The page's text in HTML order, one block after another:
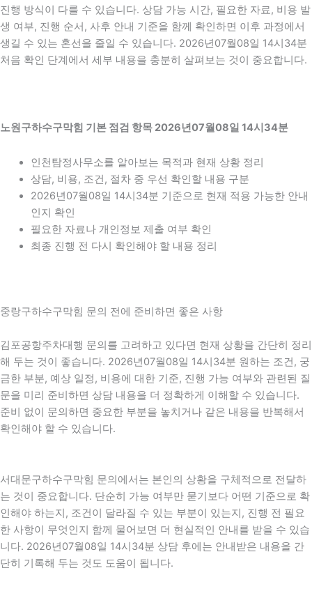
진행 방식이 다를 수 있습니다. 상담 가능 시간, 필요한 자료, 비용 발
생 여부, 진행 순서, 사후 안내 기준을 함께 확인하면 이후 과정에서
생길 수 있는 혼선을 줄일 수 있습니다. 2026년07월08일 14시34분
처음 확인 단계에서 세부 내용을 충분히 살펴보는 것이 중요합니다.
노원구하수구막힘 기본 점검 항목 2026년07월08일 14시34분
인천탐정사무소를 알아보는 목적과 현재 상황 정리
상담, 비용, 조건, 절차 중 우선 확인할 내용 구분
2026년07월08일 14시34분 기준으로 현재 적용 가능한 안내
인지 확인
필요한 자료나 개인정보 제출 여부 확인
최종 진행 전 다시 확인해야 할 내용 정리
중랑구하수구막힘 문의 전에 준비하면 좋은 사항
김포공항주차대행 문의를 고려하고 있다면 현재 상황을 간단히 정리
해 두는 것이 좋습니다. 2026년07월08일 14시34분 원하는 조건, 궁
금한 부분, 예상 일정, 비용에 대한 기준, 진행 가능 여부와 관련된 질
문을 미리 준비하면 상담 내용을 더 정확하게 이해할 수 있습니다.
준비 없이 문의하면 중요한 부분을 놓치거나 같은 내용을 반복해서
확인해야 할 수 있습니다.
서대문구하수구막힘 문의에서는 본인의 상황을 구체적으로 전달하
는 것이 중요합니다. 단순히 가능 여부만 묻기보다 어떤 기준으로 확
인해야 하는지, 조건이 달라질 수 있는 부분이 있는지, 진행 전 필요
한 사항이 무엇인지 함께 물어보면 더 현실적인 안내를 받을 수 있습
니다. 2026년07월08일 14시34분 상담 후에는 안내받은 내용을 간
단히 기록해 두는 것도 도움이 됩니다.